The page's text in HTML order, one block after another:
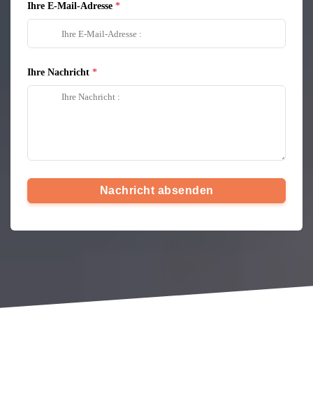
Ihre E-Mail-Adresse
Ihre Nachricht
Nachricht absenden